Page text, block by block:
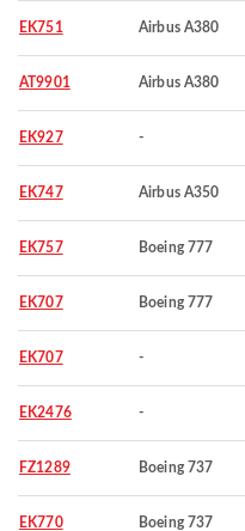
EK751 Airbus A380
AT9901 Airbus A380
EK927 -
EK747 Airbus A350
EK757 Boeing 777
EK707 Boeing 777
EK707 -
EK2476 -
FZ1289 Boeing 737
EK770 Boeing 737